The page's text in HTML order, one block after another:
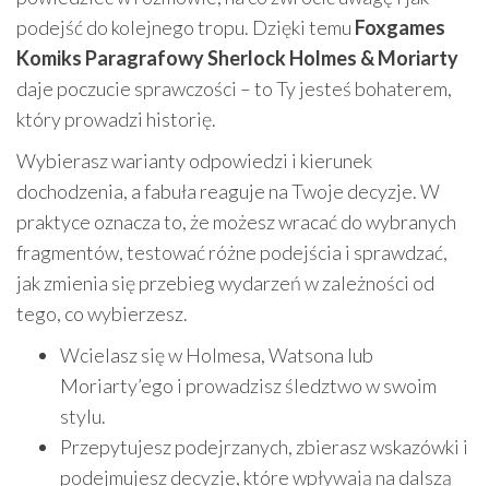
podejść do kolejnego tropu. Dzięki temu Foxgames
Komiks Paragrafowy Sherlock Holmes & Moriarty
daje poczucie sprawczości – to Ty jesteś bohaterem,
który prowadzi historię.
Wybierasz warianty odpowiedzi i kierunek
dochodzenia, a fabuła reaguje na Twoje decyzje. W
praktyce oznacza to, że możesz wracać do wybranych
fragmentów, testować różne podejścia i sprawdzać,
jak zmienia się przebieg wydarzeń w zależności od
tego, co wybierzesz.
Wcielasz się w Holmesa, Watsona lub
Moriarty’ego i prowadzisz śledztwo w swoim
stylu.
Przepytujesz podejrzanych, zbierasz wskazówki i
podejmujesz decyzje, które wpływają na dalszą